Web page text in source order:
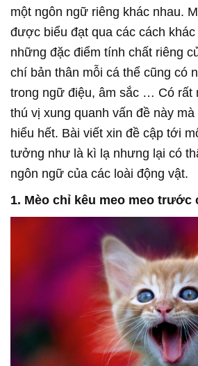
một ngôn ngữ riêng khác nhau.
được biểu đạt qua các cách
những đặc điểm tính chất riêng
chí bản thân mỗi cá thể cũng có
trong ngữ điệu, âm sắc … Có rất
thú vị xung quanh vấn đề này
hiểu hết. Bài viết xin đề cập tới
tưởng như là kì lạ nhưng lại có
ngôn ngữ của các loài động vật.
1. Mèo chỉ kêu meo meo trước